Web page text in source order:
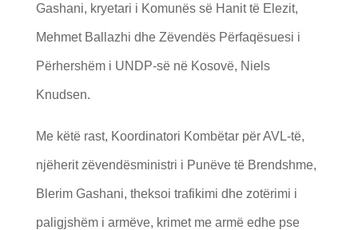
Gashani, kryetari i Komunës së Hanit të Elezit,
Mehmet Ballazhi dhe Zëvendës Përfaqësuesi i
Përhershëm i UNDP-së në Kosovë, Niels
Knudsen.
Me këtë rast, Koordinatori Kombëtar për AVL-të,
njëherit zëvendësministri i Punëve të Brendshme,
Blerim Gashani, theksoi trafikimi dhe zotërimi i
paligjshëm i armëve, krimet me armë edhe pse